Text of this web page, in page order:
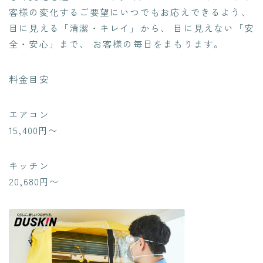
客様の変化するご要望にいつでもお応えできるよう、
目に見える「清潔・キレイ」から、 目に見えない「安
全・安心」まで、 お客様の毎日をまもります。
料金目安
エアコン
15,400円〜
キッチン
20,680円〜